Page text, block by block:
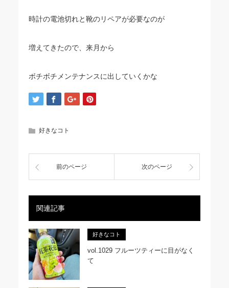
時計の電池切れと靴のリペアが必要なのが
増えてきたので、来月から
ボチボチメンテナンスに出していくかな
好きなコト
前のページ 次のページ
関連記事
好きなコト
vol.1029 フルーツティーに目がなく
て